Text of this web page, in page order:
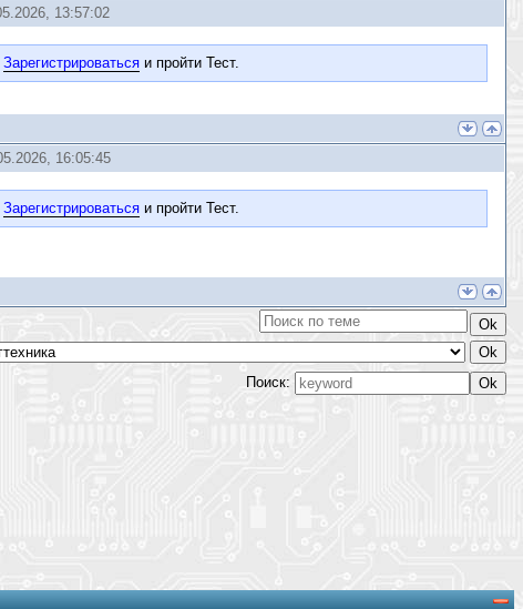
13:57:02
Зарегистрироваться и пройти Тест.
16:05:45
Зарегистрироваться и пройти Тест.
Поиск: